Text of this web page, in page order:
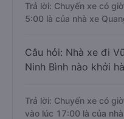
Trả lời: Chuyến xe có
5:00 là của nhà xe
Câu hỏi: Nhà xe đi
Ninh Bình nào khởi
Trả lời: Chuyến xe có
vào lúc 17:00 là của